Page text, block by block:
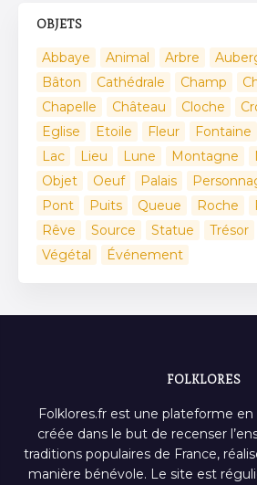
OBJETS
Abbaye Animal Arbre
Bâton
Cathédrale Champ
Chapelle
Château Cloche
Eglise
Etoile Fleur Fontaine
Lac
Lieu Lune Montagne
Objet
Oeuf Palais
Pont
Puits Queue Roche
Rêve
Source Statue Trésor
Végétal
Événement
FOLKLORES
Folklores.fr est une plateforme
créée dans le but de recenser
traditions populaires de France,
manière bénévole. Le site est